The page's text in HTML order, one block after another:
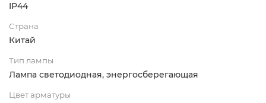
IP44
Страна
Китай
Тип лампы
Лампа светодиодная, энергосберегающая
Цвет арматуры